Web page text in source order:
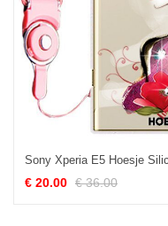
€ 20.00 € 36.00